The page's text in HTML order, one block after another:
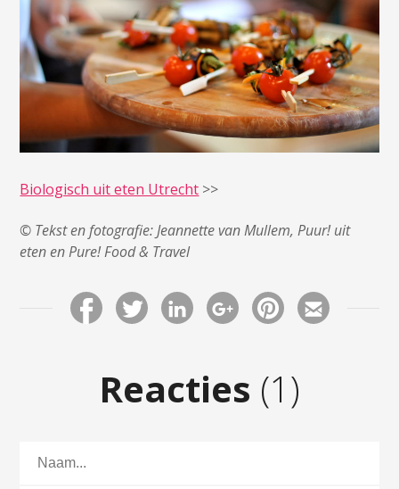
Biologisch uit eten Utrecht >>
© Tekst en fotografie: Jeannette van Mullem, Puur! uit
eten en Pure! Food & Travel
Reacties (1)